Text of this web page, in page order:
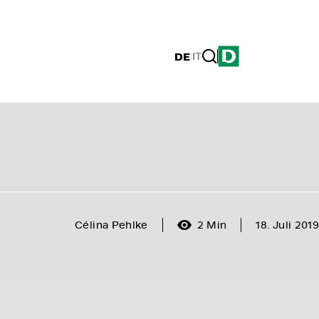
DE|IT
Célina Pehlke 2 Min 18. Juli 2019